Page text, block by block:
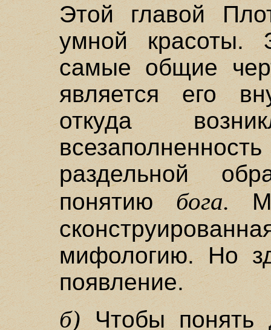
Этой главой
умной красоты.
самые общие
является его
откуда
раздельной
понятиюбога.Мы
мифологию. Но
появление.
б)Чтобы понять